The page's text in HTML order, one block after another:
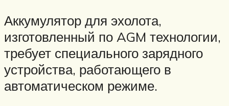
Аккумулятор для эхолота,
изготовленный по AGM технологии,
требует специального зарядного
устройства, работающего в
автоматическом режиме.